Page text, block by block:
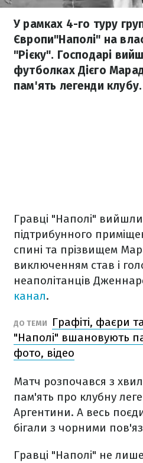
У рамках 4-го туру
Європи"Наполі" на
"Рієку". Господарі
футболках Дієго
пам'ять легенди клубу.
Гравці "Наполі"
підтрибунного
спині та прізвищем
виключенням став і
неаполітанців
канал.
ДО ТЕМИ
Графіті, фаєри
"Наполі" вшановують
фото, відео
Матч розпочався з
пам'ять про клубну
Аргентини. А весь
бігали з чорними
Гравці "Наполі" не